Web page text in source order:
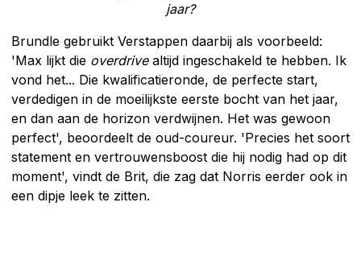
jaar?
Brundle gebruikt Verstappen daarbij als voorbeeld:
'Max lijkt die overdrivealtijd ingeschakeld te hebben. Ik
vond het... Die kwalificatieronde, de perfecte start,
verdedigen in de moeilijkste eerste bocht van het jaar,
en dan aan de horizon verdwijnen. Het was gewoon
perfect', beoordeelt de oud-coureur. 'Precies het soort
statement en vertrouwensboost die hij nodig had op dit
moment', vindt de Brit, die zag dat Norris eerder ook in
een dipje leek te zitten.